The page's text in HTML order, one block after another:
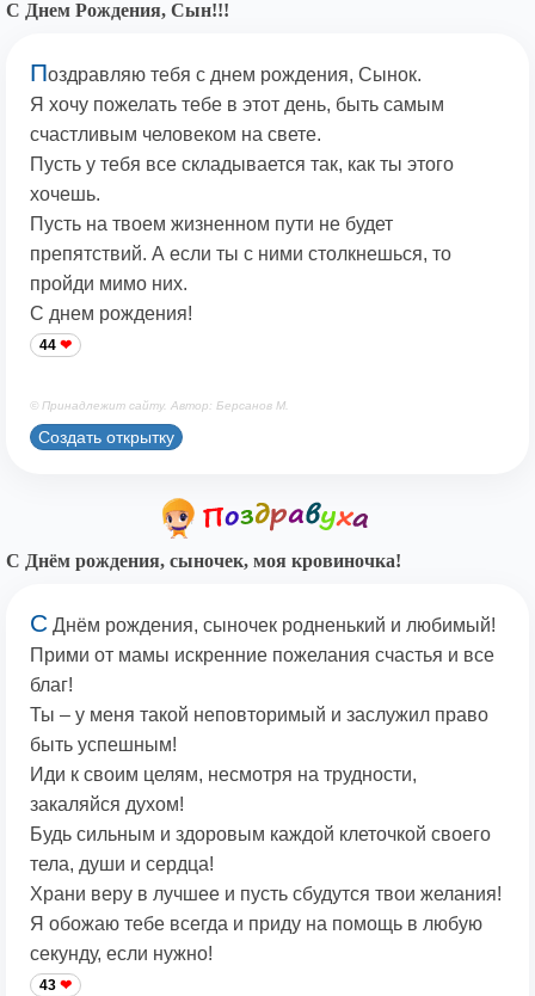
С Днем Рождения, Сын!!!
Поздравляю тебя с днем рождения, Сынок.
Я хочу пожелать тебе в этот день, быть самым
счастливым человеком на свете.
Пусть у тебя все складывается так, как ты этого
хочешь.
Пусть на твоем жизненном пути не будет
препятствий. А если ты с ними столкнешься, то
пройди мимо них.
С днем рождения!
44
© Принадлежит сайту. Автор: Берсанов М.
Создать открытку
С Днём рождения, сыночек, моя кровиночка!
С Днём рождения, сыночек родненький и любимый!
Прими от мамы искренние пожелания счастья и все
благ!
Ты – у меня такой неповторимый и заслужил право
быть успешным!
Иди к своим целям, несмотря на трудности,
закаляйся духом!
Будь сильным и здоровым каждой клеточкой своего
тела, души и сердца!
Храни веру в лучшее и пусть сбудутся твои желания!
Я обожаю тебе всегда и приду на помощь в любую
секунду, если нужно!
43